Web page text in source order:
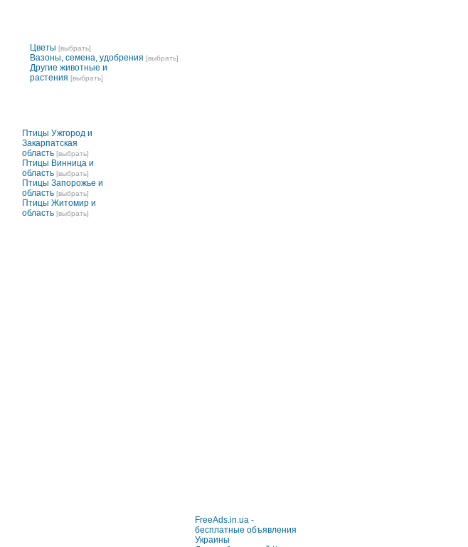
Цветы [выбрать]
Вазоны, семена, удобрения [выбрать]
Другие животные и
растения [выбрать]
Птицы Ужгород и
Закарпатская
область [выбрать]
Птицы Винница и
область [выбрать]
Птицы Запорожье и
область [выбрать]
Птицы Житомир и
область [выбрать]
FreeAds.in.ua -
бесплатные объявления
Украины